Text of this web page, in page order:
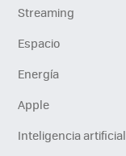
Streaming
Espacio
Energía
Apple
Inteligencia artificial